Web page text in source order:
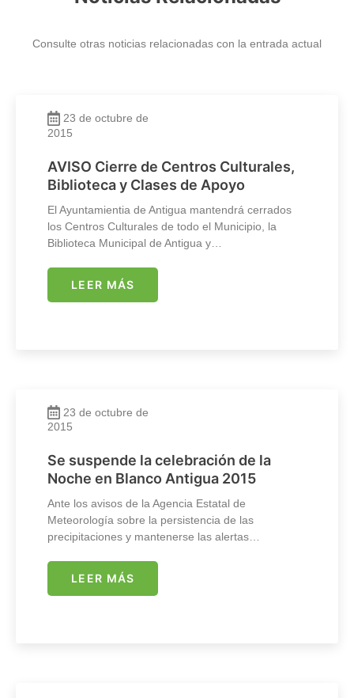
Consulte otras noticias relacionadas con la entrada actual
23 de octubre de
2015
AVISO Cierre de Centros Culturales,
Biblioteca y Clases de Apoyo
El Ayuntamientia de Antigua mantendrá cerrados
los Centros Culturales de todo el Municipio, la
Biblioteca Municipal de Antigua y…
LEER MÁS
23 de octubre de
2015
Se suspende la celebración de la
Noche en Blanco Antigua 2015
Ante los avisos de la Agencia Estatal de
Meteorología sobre la persistencia de las
precipitaciones y mantenerse las alertas…
LEER MÁS